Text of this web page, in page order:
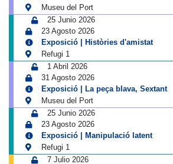
Museu del Port
25 Junio 2026
23 Agosto 2026
Exposició | Històries d'amistat
Refugi 1
1 Abril 2026
31 Agosto 2026
Exposició | La peça blava, Sextant
Museu del Port
25 Junio 2026
23 Agosto 2026
Exposició | Manipulació latent
Refugi 1
7 Julio 2026